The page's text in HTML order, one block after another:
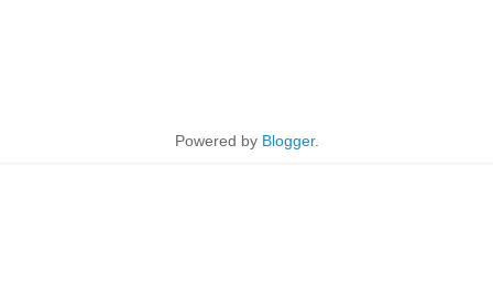
Powered by Blogger.